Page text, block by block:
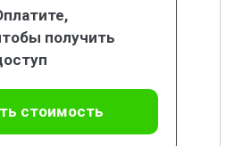
получить
стоимость